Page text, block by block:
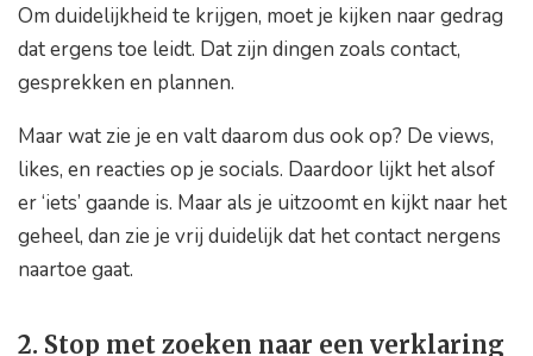
Om duidelijkheid te krijgen, moet je kijken naar gedrag
dat ergens toe leidt. Dat zijn dingen zoals contact,
gesprekken en plannen.
Maar wat zie je en valt daarom dus ook op? De views,
likes, en reacties op je socials. Daardoor lijkt het alsof
er ‘iets’ gaande is. Maar als je uitzoomt en kijkt naar het
geheel, dan zie je vrij duidelijk dat het contact nergens
naartoe gaat.
2. Stop met zoeken naar een verklaring